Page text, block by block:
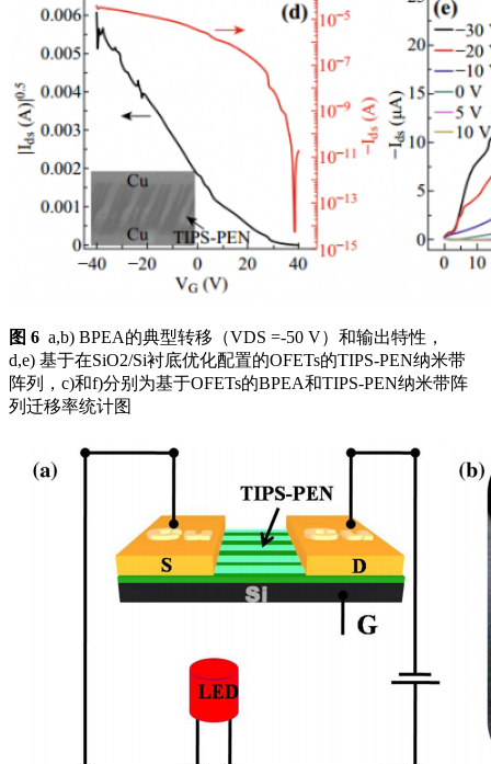
图 6 a,b) BPEA的典型转移（VDS =-50 V）和输出特性，
d,e) 基于在SiO2/Si衬底优化配置的OFETs的TIPS-PEN纳米带
阵列，c)和f)分别为基于OFETs的BPEA和TIPS-PEN纳米带阵
列迁移率统计图